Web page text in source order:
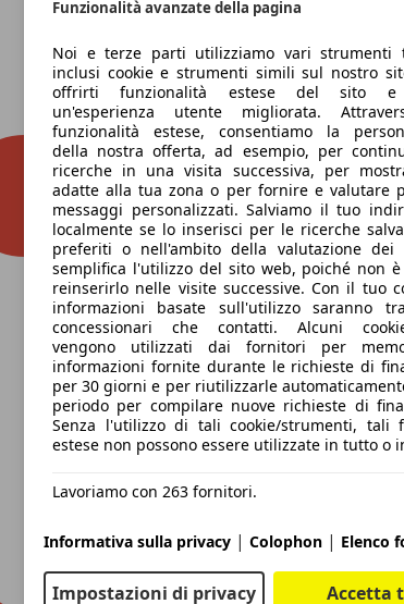
Funzionalità avanzate della pagina
Noi e terze parti utilizziamo vari strumenti
inclusi cookie e strumenti simili sul nostro
offrirti funzionalità estese del sito e
un'esperienza utente migliorata.
funzionalità estese, consentiamo la
della nostra offerta, ad esempio, per
ricerche in una visita successiva, per
adatte alla tua zona o per fornire e valutare
messaggi personalizzati. Salviamo il tuo
localmente se lo inserisci per le ricerche
preferiti o nell'ambito della valutazione dei
semplifica l'utilizzo del sito web, poiché non è
reinserirlo nelle visite successive. Con il tuo
informazioni basate sull'utilizzo saranno
concessionari che contatti. Alcuni
vengono utilizzati dai fornitori per
informazioni fornite durante le richieste di
per 30 giorni e per riutilizzarle
periodo per compilare nuove richieste di
Senza l'utilizzo di tali cookie/strumenti, tali
estese non possono essere utilizzate in tutto o
Lavoriamo con 263 fornitori.
Informativa sulla privacy | Colophon | Elenco
Impostazioni di privacy Accetta